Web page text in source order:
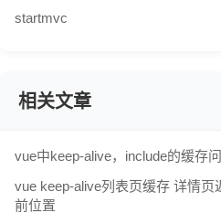
startmvc
相关文章
vue中keep-alive，include的缓存
vue keep-alive列表页缓存 详情页
前位置